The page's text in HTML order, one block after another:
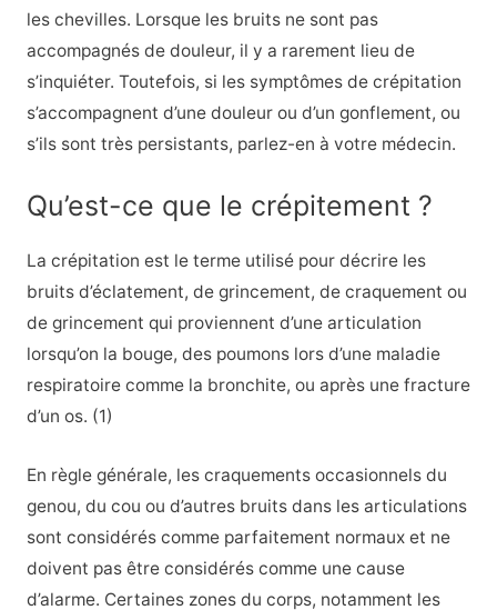
les chevilles. Lorsque les bruits ne sont pas
accompagnés de douleur, il y a rarement lieu de
s’inquiéter. Toutefois, si les symptômes de crépitation
s’accompagnent d’une douleur ou d’un gonflement, ou
s’ils sont très persistants, parlez-en à votre médecin.
Qu’est-ce que le crépitement ?
La crépitation est le terme utilisé pour décrire les
bruits d’éclatement, de grincement, de craquement ou
de grincement qui proviennent d’une articulation
lorsqu’on la bouge, des poumons lors d’une maladie
respiratoire comme la bronchite, ou après une fracture
d’un os. (1)
En règle générale, les craquements occasionnels du
genou, du cou ou d’autres bruits dans les articulations
sont considérés comme parfaitement normaux et ne
doivent pas être considérés comme une cause
d’alarme. Certaines zones du corps, notamment les